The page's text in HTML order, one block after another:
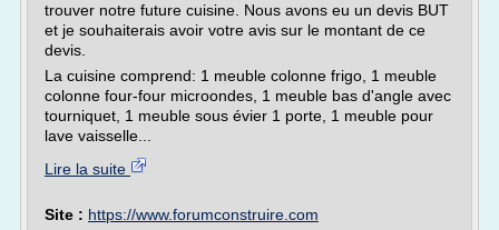
trouver notre future cuisine. Nous avons eu un devis BUT
et je souhaiterais avoir votre avis sur le montant de ce
devis.
La cuisine comprend: 1 meuble colonne frigo, 1 meuble
colonne four-four microondes, 1 meuble bas d'angle avec
tourniquet, 1 meuble sous évier 1 porte, 1 meuble pour
lave vaisselle...
Lire la suite
Site : https://www.forumconstruire.com